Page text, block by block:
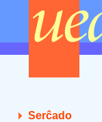
Serĉado